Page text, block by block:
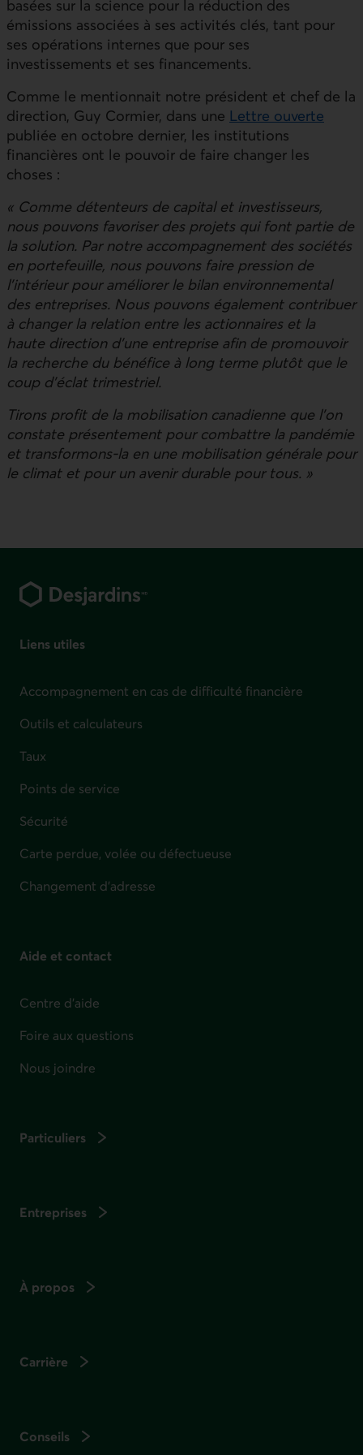
basées sur la science pour la réduction des
émissions associées à ses activités clés, tant pour
ses opérations internes que pour ses
investissements et ses financements.
Comme le mentionnait notre président et chef de la
direction, Guy Cormier, dans une Lettre ouverte
publiée en octobre dernier, les institutions
financières ont le pouvoir de faire changer les
choses :
« Comme détenteurs de capital et investisseurs,
nous pouvons favoriser des projets qui font partie de
la solution. Par notre accompagnement des sociétés
en portefeuille, nous pouvons faire pression de
l’intérieur pour améliorer le bilan environnemental
des entreprises. Nous pouvons également contribuer
à changer la relation entre les actionnaires et la
haute direction d’une entreprise afin de promouvoir
la recherche du bénéfice à long terme plutôt que le
coup d’éclat trimestriel.
Tirons profit de la mobilisation canadienne que l’on
constate présentement pour combattre la pandémie
et transformons-la en une mobilisation générale pour
le climat et pour un avenir durable pour tous. »
Liens utiles
Accompagnement en cas de difficulté financière
Outils et calculateurs
Taux
Points de service
Sécurité
Carte perdue, volée ou défectueuse
Changement d'adresse
Aide et contact
Centre d'aide
Foire aux questions
Nous joindre
Particuliers
Entreprises
À propos
Carrière
Conseils